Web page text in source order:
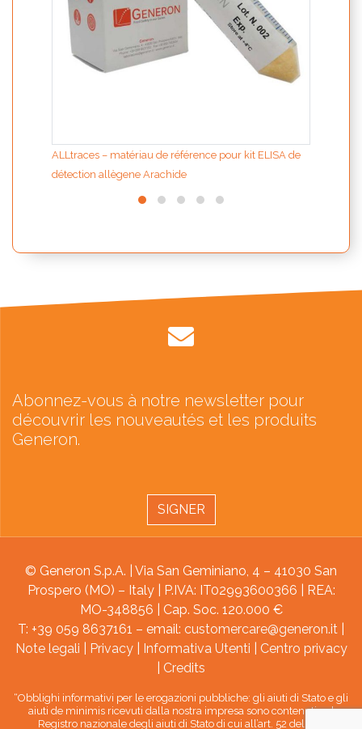
ALLtraces – matériau de référence pour kit ELISA de
détection allègene Arachide
Abonnez-vous à notre newsletter pour
découvrir les nouveautés et les produits
Generon.
SIGNER
© Generon S.p.A. | Via San Geminiano, 4 – 41030 San
Prospero (MO) – Italy | P.IVA: IT02993600366 | REA:
MO-348856 | Cap. Soc. 120.000 €
T: +39 059 8637161 – email: customercare@generon.it
Note legali
Privacy| Informativa Utenti
Centro privacy
Credits
“Obblighi informativi per le erogazioni pubbliche: gli aiuti di Stato e gli
aiuti de minimis ricevuti dalla nostra impresa sono contenuti nel
Registro nazionale degli aiuti di Stato di cui all’art. 52 della L.